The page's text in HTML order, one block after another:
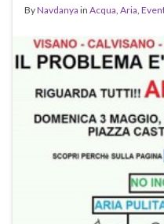
ByNavdanya in Acqua Aria